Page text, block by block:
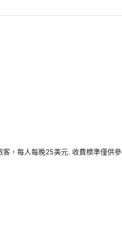
，每人每晚25美元. 收費標準僅供參